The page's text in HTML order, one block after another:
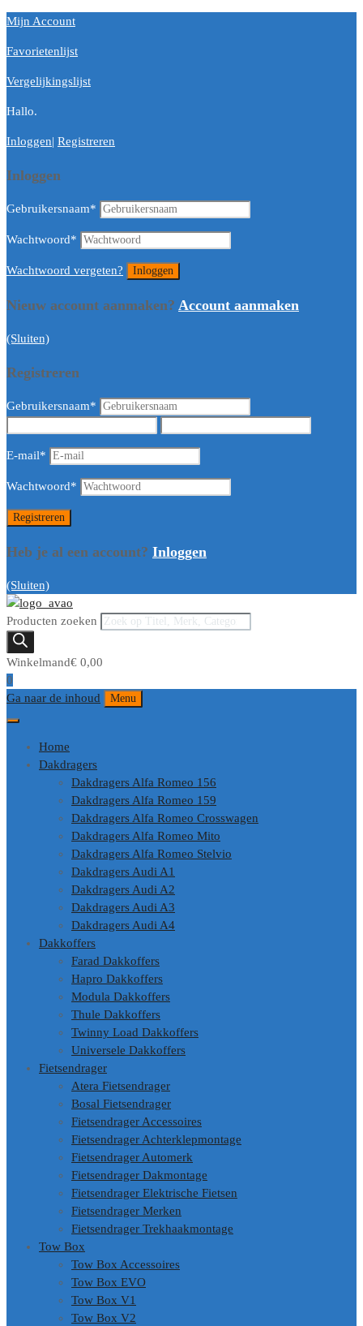
Mijn Account
Favorietenlijst
Vergelijkingslijst
Hallo.
Inloggen| Registreren
Inloggen
Gebruikersnaam*
Wachtwoord*
Wachtwoord vergeten?
Nieuw account aanmaken? Account aanmaken
(Sluiten)
Registreren
Gebruikersnaam*
E-mail*
Wachtwoord*
Heb je al een account? Inloggen
(Sluiten)
Producten zoeken
Winkelmand€ 0,00
0
Ga naar de inhoud
Menu
Home
Dakdragers
Dakdragers Alfa Romeo 156
Dakdragers Alfa Romeo 159
Dakdragers Alfa Romeo Crosswagen
Dakdragers Alfa Romeo Mito
Dakdragers Alfa Romeo Stelvio
Dakdragers Audi A1
Dakdragers Audi A2
Dakdragers Audi A3
Dakdragers Audi A4
Dakkoffers
Farad Dakkoffers
Hapro Dakkoffers
Modula Dakkoffers
Thule Dakkoffers
Twinny Load Dakkoffers
Universele Dakkoffers
Fietsendrager
Atera Fietsendrager
Bosal Fietsendrager
Fietsendrager Accessoires
Fietsendrager Achterklepmontage
Fietsendrager Automerk
Fietsendrager Dakmontage
Fietsendrager Elektrische Fietsen
Fietsendrager Merken
Fietsendrager Trekhaakmontage
Tow Box
Tow Box Accessoires
Tow Box EVO
Tow Box V1
Tow Box V2